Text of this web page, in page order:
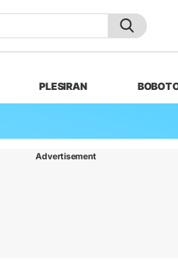
PLESIRAN
Advertisement